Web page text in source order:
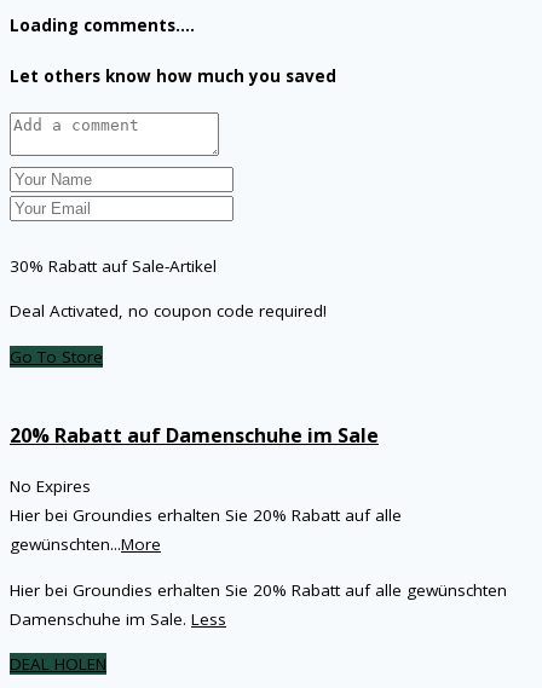
Loading comments....
Let others know how much you saved
30% Rabatt auf Sale-Artikel
Deal Activated, no coupon code required!
Go To Store
20% Rabatt auf Damenschuhe im Sale
No Expires
Hier bei Groundies erhalten Sie 20% Rabatt auf alle
gewünschten...More
Hier bei Groundies erhalten Sie 20% Rabatt auf alle gewünschten
Damenschuhe im Sale. Less
DEAL HOLEN